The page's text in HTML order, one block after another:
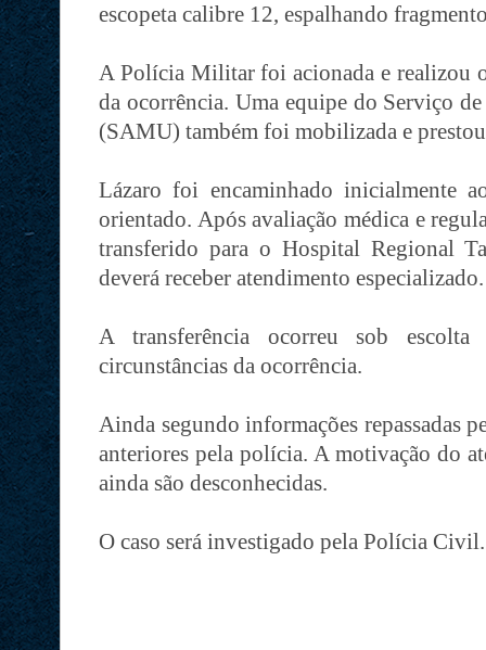
escopeta calibre 12, espalhando
A Polícia Militar foi acionada e realizou
da ocorrência. Uma equipe do Serviço
(SAMU) também foi mobilizada e
Lázaro foi encaminhado inicialmente
orientado. Após avaliação médica e
transferido para o Hospital Regional
deverá receber atendimento especializado.
A transferência ocorreu sob
circunstâncias da ocorrência.
Ainda segundo informações repassadas
anteriores pela polícia. A motivação do
ainda são desconhecidas.
O caso será investigado pela Polícia Civil.